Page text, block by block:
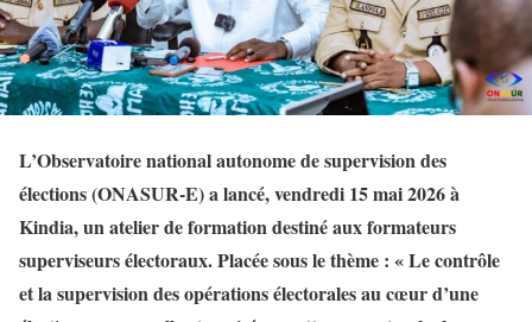
L’Observatoire national autonome de supervision des
élections (ONASUR-E) a lancé, vendredi 15 mai 2026 à
Kindia, un atelier de formation destiné aux formateurs
superviseurs électoraux. Placée sous le thème : « Le contrôle
et la supervision des opérations électorales au cœur d’une